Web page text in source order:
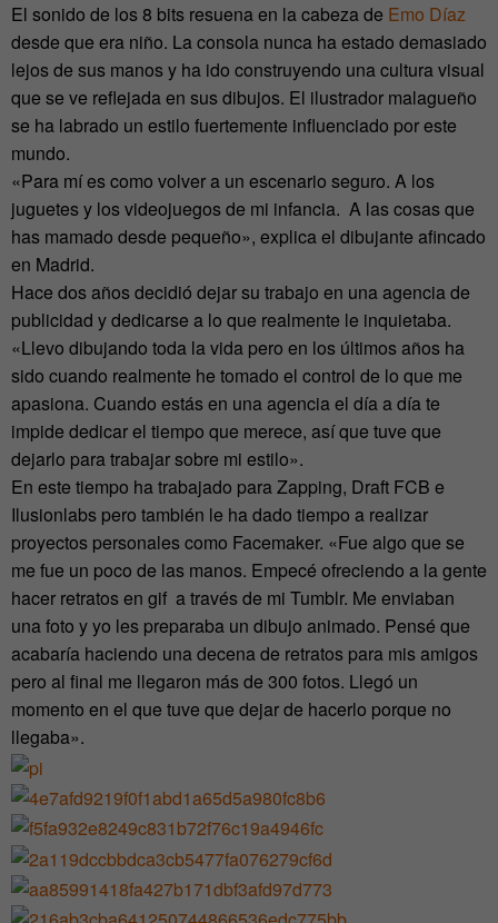
El sonido de los 8 bits resuena en la cabeza de Emo Díaz
desde que era niño. La consola nunca ha estado demasiado
lejos de sus manos y ha ido construyendo una cultura visual
que se ve reflejada en sus dibujos. El ilustrador malagueño
se ha labrado un estilo fuertemente influenciado por este
mundo.
«Para mí es como volver a un escenario seguro. A los
juguetes y los videojuegos de mi infancia. A las cosas que
has mamado desde pequeño», explica el dibujante afincado
en Madrid.
Hace dos años decidió dejar su trabajo en una agencia de
publicidad y dedicarse a lo que realmente le inquietaba.
«Llevo dibujando toda la vida pero en los últimos años ha
sido cuando realmente he tomado el control de lo que me
apasiona. Cuando estás en una agencia el día a día te
impide dedicar el tiempo que merece, así que tuve que
dejarlo para trabajar sobre mi estilo».
En este tiempo ha trabajado para Zapping, Draft FCB e
Ilusionlabs pero también le ha dado tiempo a realizar
proyectos personales como Facemaker. «Fue algo que se
me fue un poco de las manos. Empecé ofreciendo a la gente
hacer retratos en gif a través de mi Tumblr. Me enviaban
una foto y yo les preparaba un dibujo animado. Pensé que
acabaría haciendo una decena de retratos para mis amigos
pero al final me llegaron más de 300 fotos. Llegó un
momento en el que tuve que dejar de hacerlo porque no
llegaba».